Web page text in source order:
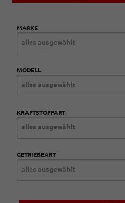
MARKE
alles ausgewählt
MODELL
alles ausgewählt
KRAFTSTOFFART
alles ausgewählt
GETRIEBEART
alles ausgewählt